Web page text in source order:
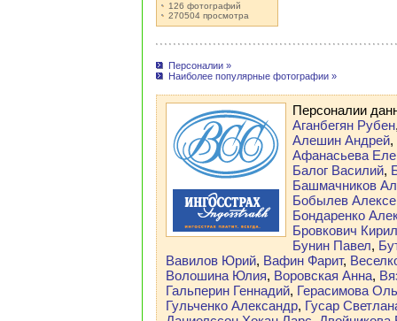
126 фотографий
270504 просмотра
Персоналии »
Наиболее популярные фотографии »
Персоналии
Аганбегян Рубен
Алешин Андрей,
Афанасьева
Балог Василий,
Башмачников
Бобылев
Бондаренко
Бровкович
Бунин Павел,
Вавилов Юрий, Вафин Фарит,
Волошина Юлия, Воровская Анна,
Гальперин Геннадий, Герасимова
Гульченко Александр, Гусар